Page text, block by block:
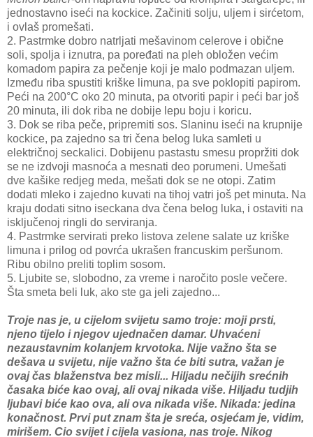
jednostavno iseći na kockice. Začiniti solju, uljem i sirćetom,
i ovlaš promešati.
2. Pastrmke dobro natrljati mešavinom celerove i obične
soli, spolja i iznutra, pa poređati na pleh obložen većim
komadom papira za pečenje koji je malo podmazan uljem.
Između riba spustiti kriške limuna, pa sve poklopiti papirom.
Peći na 200°C oko 20 minuta, pa otvoriti papir i peći bar još
20 minuta, ili dok riba ne dobije lepu boju i koricu.
3. Dok se riba peče, pripremiti sos. Slaninu iseći na krupnije
kockice, pa zajedno sa tri čena belog luka samleti u
električnoj seckalici. Dobijenu pastastu smesu propržiti dok
se ne izdvoji masnoća a mesnati deo porumeni. Umešati
dve kašike redjeg meda, mešati dok se ne otopi. Zatim
dodati mleko i zajedno kuvati na tihoj vatri još pet minuta. Na
kraju dodati sitno iseckana dva čena belog luka, i ostaviti na
isključenoj ringli do serviranja.
4. Pastrmke servirati preko listova zelene salate uz kriške
limuna i prilog od povrća ukrašen francuskim peršunom.
Ribu obilno preliti toplim sosom.
5. Ljubite se, slobodno, za vreme i naročito posle večere.
Šta smeta beli luk, ako ste ga jeli zajedno...
Troje nas je, u cijelom svijetu samo troje: moji prsti,
njeno tijelo i njegov ujednačen damar. Uhvaćeni
nezaustavnim kolanjem krvotoka. Nije važno šta se
dešava u svijetu, nije važno šta će biti sutra, važan je
ovaj čas blaženstva bez misli... Hiljadu nečijih srećnih
časaka biće kao ovaj, ali ovaj nikada više. Hiljadu tudjih
ljubavi biće kao ova, ali ova nikada više. Nikada: jedina
konačnost. Prvi put znam šta je sreća, osjećam je, vidim,
mirišem. Cio svijet i cijela vasiona, nas troje. Nikog